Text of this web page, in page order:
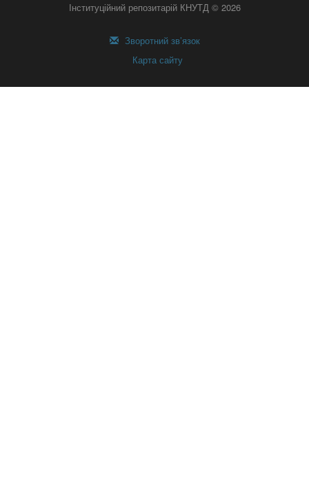
Інституційний репозитарій КНУТД © 2026
Зворотний зв’язок
Карта сайту